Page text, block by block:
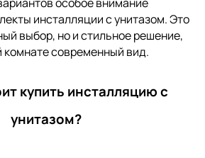
инсталляции с унитазом. Это
выбор, но и стильное решение,
современный вид.
купить инсталляцию с
унитазом?